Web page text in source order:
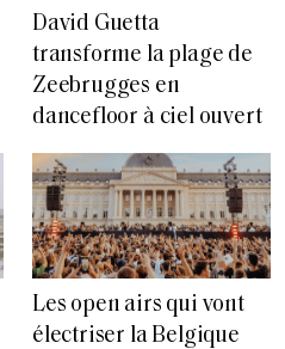
David Guetta
transforme la plage de
Zeebrugges en
dancefloor à ciel ouvert
Les open airs qui vont
électriser la Belgique